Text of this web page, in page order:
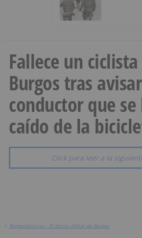
Fallece un
Burgos tras
conductor que
caído de la
Click para leer a la
> BurgosNoticias - El diario digital de Burgos